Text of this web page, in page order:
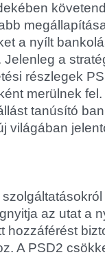
a nyílt
Jelenleg a
részlegek
merülnek
tanúsító
világában
az utat a
hozzáférést
A PSD2